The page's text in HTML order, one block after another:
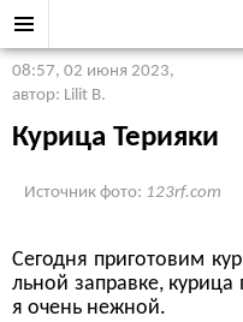
08:57, 02 июня 2023,
автор: Lilit B.
Курица Терияки
Источник фото: 123rf.com
Сегодня приготовим
льной заправке, курица
я очень нежной.